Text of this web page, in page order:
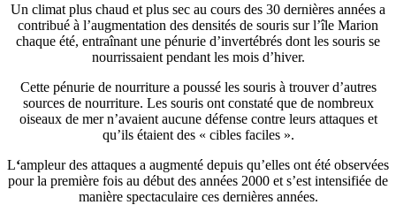
Un climat plus chaud et plus sec au cours des 30 dernières années a
contribué à l’augmentation des densités de souris sur l’île Marion
chaque été, entraînant une pénurie d’invertébrés dont les souris se
nourrissaient pendant les mois d’hiver.
Cette pénurie de nourriture a poussé les souris à trouver d’autres
sources de nourriture. Les souris ont constaté que de nombreux
oiseaux de mer n’avaient aucune défense contre leurs attaques et
qu’ils étaient des « cibles faciles ».
L‘ampleur des attaques a augmenté depuis qu’elles ont été observées
pour la première fois au début des années 2000 et s’est intensifiée de
manière spectaculaire ces dernières années.